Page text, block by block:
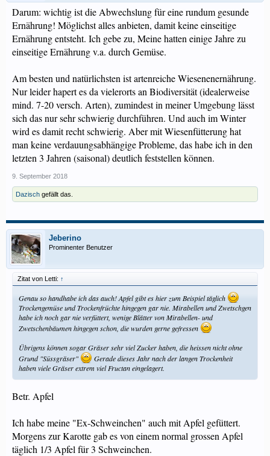
Darum: wichtig ist die Abwechslung für eine rundum gesunde
Ernährung! Möglichst alles anbieten, damit keine einseitige
Ernährung entsteht. Ich gebe zu, Meine hatten einige Jahre zu
einseitige Ernährung v.a. durch Gemüse.
Am besten und natürlichsten ist artenreiche Wiesenenernährung.
Nur leider hapert es da vielerorts an Biodiversität (idealerweise
mind. 7-20 versch. Arten), zumindest in meiner Umgebung lässt
sich das nur sehr schwierig durchführen. Und auch im Winter
wird es damit recht schwierig. Aber mit Wiesenfütterung hat
man keine verdauungsabhängige Probleme, das habe ich in den
letzten 3 Jahren (saisonal) deutlich feststellen können.
9. September 2018
Dazisch gefällt das.
Jeberino
Prominenter Benutzer
Zitat von Letti: ↑
Genau so handhabe ich das auch! Apfel gibt es hier zum Beispiel täglich
Trockengemüse und Trockenfrüchte hingegen gar nie. Mirabellen und Zwetschgen
habe ich noch gar nie verfüttert, wenige Blätter von Mirabellen- und
Zwetschenbäumen hingegen schon, die wurden gerne gefressen
Übrigens können sogar Gräser sehr viel Zucker haben, die heissen nicht ohne
Grund "Süssgräser"
Gerade dieses Jahr nach der langen Trockenheit
haben viele Gräser extrem viel Fructan eingelagert.
Betr. Apfel
Ich habe meine "Ex-Schweinchen" auch mit Apfel gefüttert.
Morgens zur Karotte gab es von einem normal grossen Apfel
täglich 1/3 Apfel für 3 Schweinchen.